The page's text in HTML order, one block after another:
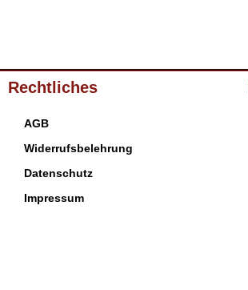
Rechtliches
AGB
Widerrufsbelehrung
Datenschutz
Impressum